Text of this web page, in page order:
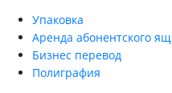
Упаковка
Аренда абонентского
Бизнес перевод
Полиграфия